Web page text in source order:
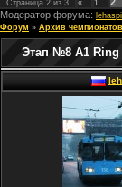
Страница 2 из 3 « 1
Модератор форума:
Форум » Архив чемпионатов
Этап №8 А1 Ring